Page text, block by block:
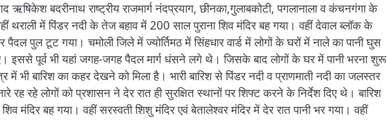
ऋषिकेश बदरीनाथ राष्ट्रीय राजमार्ग नंदप्रयाग, छीनका,गुलाबकोटी, पगलानाला व कंचनगंगा के
थराली में पिंडर नदी के तेज बहाव में 200 साल पुराना शिव मंदिर बह गया। वहीं देवाल ब्लॉक के
पैदल पुल टूट गया। चमोली जिले में ज्योर्तिमठ में सिंहधार वार्ड में लोगों के घरों में नाले का पानी घुस
इससे पूर्व भी यहां जगह-जगह पैदल मार्ग धंसने लगे थे। जिसके बाद लोगों के घर में पानी भरना शुरू
में भी बारिश का कहर देखने को मिला है। भारी बारिश से पिंडर नदी व प्राणमाती नदी का जलस्तर
रहे लोगों को प्रशासन ने देर रात ही सुरक्षित स्थानों पर शिफ्ट करने के निर्देश दिए थे। बारिश
मंदिर बह गया। वहीं सरस्वती शिशु मंदिर एवं बेतालेश्वर मंदिर में देर रात पानी भर गया। वहीं